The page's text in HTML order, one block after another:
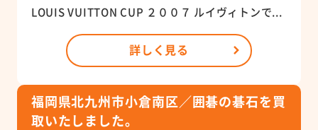
LOUIS VUITTON CUP ２００７ ルイヴィトンで...
詳しく見る
福岡県北九州市小倉南区／囲碁の碁石を買
取いたしました。